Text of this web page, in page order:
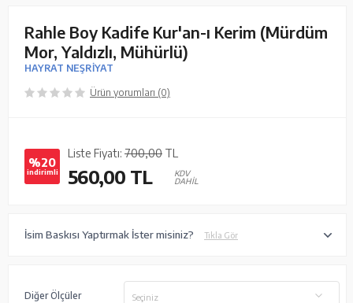
Rahle Boy Kadife Kur'an-ı Kerim (Mürdüm
Mor, Yaldızlı, Mühürlü)
HAYRAT NEŞRİYAT
Ürün yorumları (0)
%20
indirimli
Liste Fiyatı: 700,00 TL
560,00 TL
KDV
DAHİL
İsim Baskısı Yaptırmak İster misiniz? Tıkla Gör
Diğer Ölçüler Seçiniz